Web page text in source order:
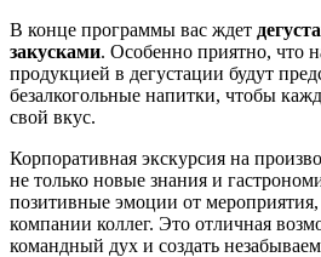
В конце программы вас ждет
закусками. Особенно приятно, что
продукцией в дегустации будут
безалкогольные напитки, чтобы
свой вкус.
Корпоративная экскурсия на
не только новые знания и
позитивные эмоции от
компании коллег. Это отличная
командный дух и создать